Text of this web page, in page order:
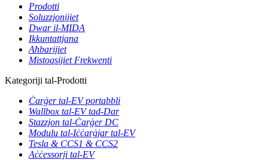
Prodotti
Soluzzjonijiet
Dwar il-MIDA
Ikkuntattjana
Aħbarijiet
Mistoqsijiet Frekwenti
Kategoriji tal-Prodotti
Ċarġer tal-EV portabbli
Wallbox tal-EV tad-Dar
Stazzjon tal-Ċarġer DC
Modulu tal-Iċċarġjar tal-EV
Tesla & CCS1 & CCS2
Aċċessorji tal-EV